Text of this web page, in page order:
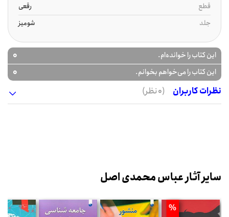
قطع
رقعی
جلد
شومیز
این کتاب را خوانده‌ام. 0
این کتاب را می‌خواهم بخوانم.
0
نظرات کاربران
(0 نظر)
سایر آثار عباس محمدی اصل
%